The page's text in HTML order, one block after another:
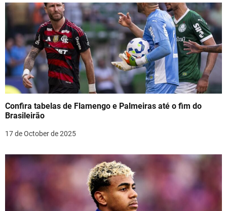
n
Confira tabelas de Flamengo e Palmeiras até o fim do
Brasileirão
17 de October de 2025